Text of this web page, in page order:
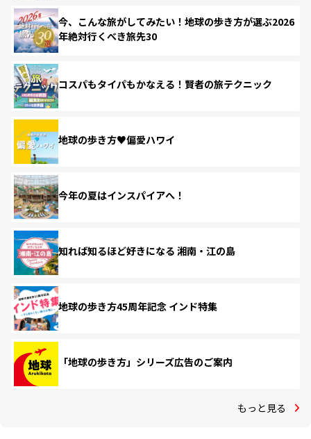
今、こんな旅がしてみたい！地球の歩き方が選ぶ2026
年絶対行くべき旅先30
コスパもタイパもかなえる！賢者の旅テクニック
地球の歩き方♥偏愛ハワイ
今年の夏はインスパイアへ！
知れば知るほど好きになる 湘南・江の島
地球の歩き方45周年記念 インド特集
「地球の歩き方」シリーズ広告のご案内
もっと見る